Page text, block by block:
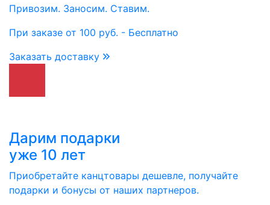
Привозим. Заносим. Ставим.
При заказе от 100 руб. - Бесплатно
Заказать доставку
Дарим подарки
уже 10 лет
Приобретайте канцтовары дешевле, получайте
подарки и бонусы от наших партнеров.